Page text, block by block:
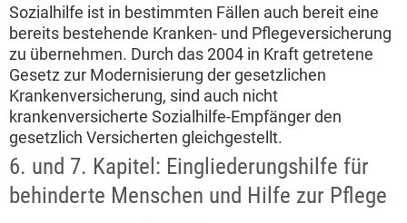
Sozialhilfe ist in bestimmten Fällen auch bereit eine
bereits bestehende Kranken- und Pflegeversicherung
zu übernehmen. Durch das 2004 in Kraft getretene
Gesetz zur Modernisierung der gesetzlichen
Krankenversicherung, sind auch nicht
krankenversicherte Sozialhilfe-Empfänger den
gesetzlich Versicherten gleichgestellt.
6. und 7. Kapitel: Eingliederungshilfe für
behinderte Menschen und Hilfe zur Pflege